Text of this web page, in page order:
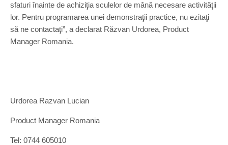
sfaturi înainte de achiziţia sculelor de mână necesare activităţii
lor. Pentru programarea unei demonstraţii practice, nu ezitaţi
să ne contactaţi”, a declarat Răzvan Urdorea, Product
Manager Romania.
Urdorea Razvan Lucian
Product Manager Romania
Tel: 0744 605010